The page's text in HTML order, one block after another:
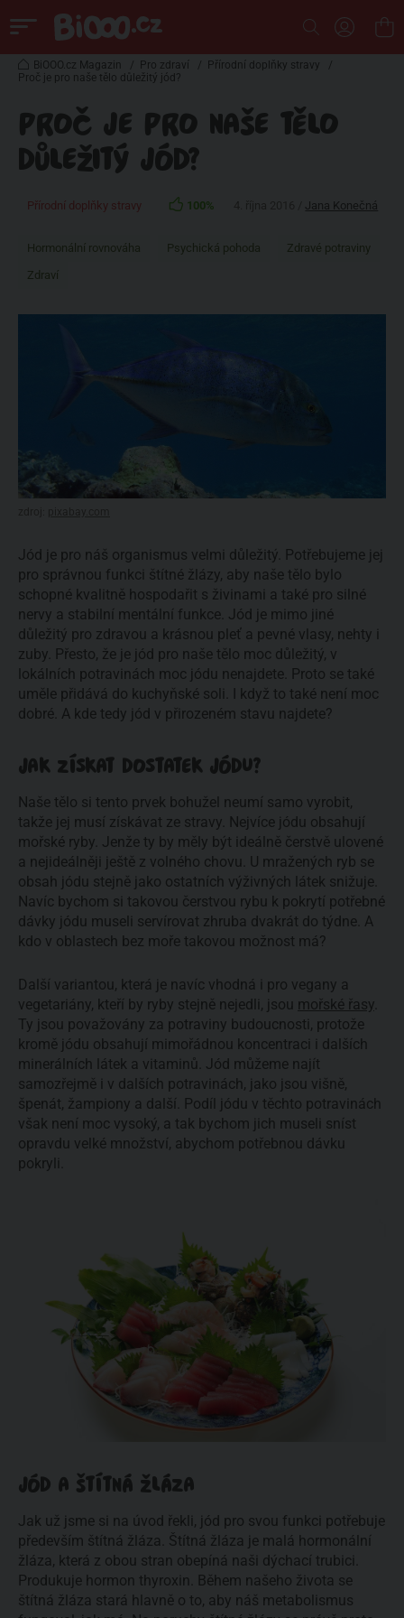
BiOOO.cz Magazin / Pro zdraví / Přírodní doplňky stravy
/
Proč je pro naše tělo důležitý jód?
PROČ JE PRO NAŠE TĚLO
DŮLEŽITÝ JÓD?
Přírodní doplňky stravy 100% Jana Konečná
Hormonální rovnováha Psychická pohoda
Zdravé potraviny
Zdraví
Jód je pro náš organismus velmi důležitý. Potřebujeme jej
pro správnou funkci štítné žlázy, aby naše tělo bylo
schopné kvalitně hospodařit s živinami a také pro silné
nervy a stabilní mentální funkce. Jód je mimo jiné
důležitý pro zdravou a krásnou pleť a pevné vlasy, nehty i
zuby. Přesto, že je jód pro naše tělo moc důležitý, v
lokálních potravinách moc jódu nenajdete. Proto se také
uměle přidává do kuchyňské soli. I když to také není moc
dobré. A kde tedy jód v přirozeném stavu najdete?
JAK ZÍSKAT DOSTATEK JÓDU?
Naše tělo si tento prvek bohužel neumí samo vyrobit,
takže jej musí získávat ze stravy. Nejvíce jódu obsahují
mořské ryby. Jenže ty by měly být ideálně čerstvě ulovené
a nejideálněji ještě z volného chovu. U mražených ryb se
obsah jódu stejně jako ostatních výživných látek snižuje.
Navíc bychom si takovou čerstvou rybu k pokrytí potřebné
dávky jódu museli servírovat zhruba dvakrát do týdne. A
kdo v oblastech bez moře takovou možnost má?
Další variantou, která je navíc vhodná i pro vegany a
vegetariány, kteří by ryby stejně nejedli, jsou mořské řasy
Ty jsou považovány za potraviny budoucnosti, protože
kromě jódu obsahují mimořádnou koncentraci i dalších
minerálních látek a vitaminů. Jód můžeme najít
samozřejmě i v dalších potravinách, jako jsou višně,
špenát, žampiony a další. Podíl jódu v těchto potravinách
však není moc vysoký, a tak bychom jich museli sníst
opravdu velké množství, abychom potřebnou dávku
pokryli.
JÓD A ŠTÍTNÁ ŽLÁZA
Jak už jsme si na úvod řekli, jód pro svou funkci potřebuje
především štítná žláza. Štítná žláza je malá hormonální
žláza, která z obou stran obepíná naši dýchací trubici.
Produkuje hormon thyroxin. Během našeho života se
štítná žláza stará hlavně o to, aby náš metabolismus